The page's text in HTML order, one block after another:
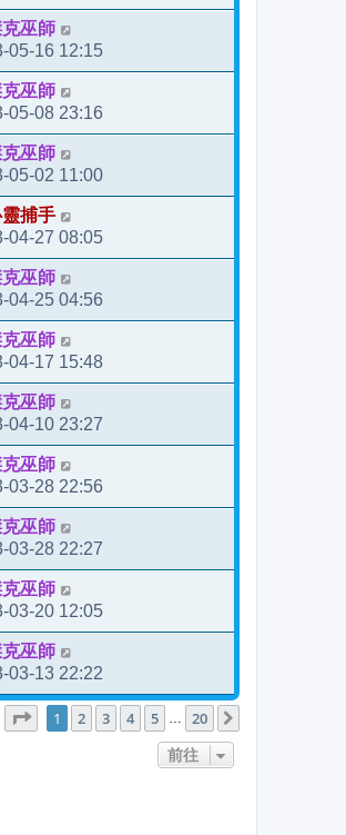
巫師
05-16 12:15
巫師
05-08 23:16
巫師
05-02 11:00
捕手
04-27 08:05
巫師
04-25 04:56
巫師
04-17 15:48
巫師
04-10 23:27
巫師
03-28 22:56
巫師
03-28 22:27
巫師
03-20 12:05
巫師
03-13 22:22
1 頁 (共 20頁)
1 2 3 4 5 … 20
前往